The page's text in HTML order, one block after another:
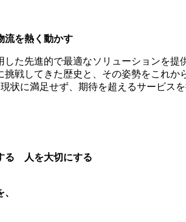
流を熱く動かす
た先進的で最適なソリューションを
戦してきた歴史と、その姿勢をこれ
状に満足せず、期待を超えるサービス
る 人を大切にする